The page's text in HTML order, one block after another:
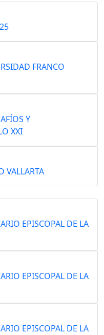
FRANCO
Y
XXI
VALLARTA
EPISCOPAL DE LA
EPISCOPAL DE LA
EPISCOPAL DE LA